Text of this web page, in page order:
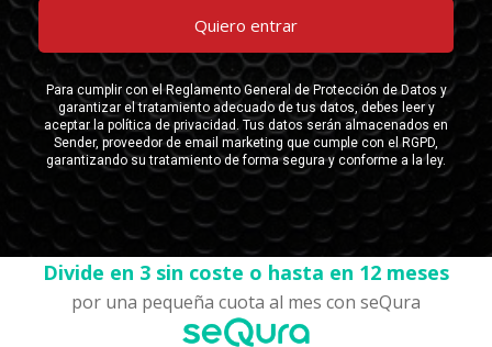
Divide en 3 sin coste o hasta en 12 meses
por una pequeña cuota al mes con seQura